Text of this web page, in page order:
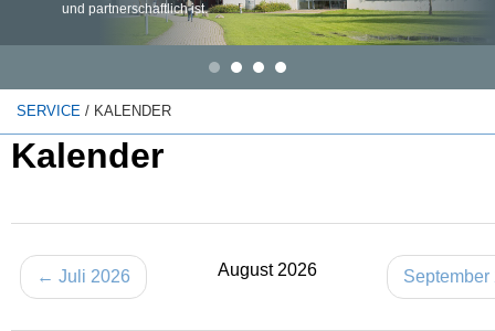
und partnerschaftlich ist.
SERVICE / KALENDER
Kalender
← Juli 2026 August 2026